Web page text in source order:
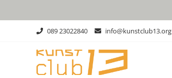
089 23022840 info@kunstclub13.org